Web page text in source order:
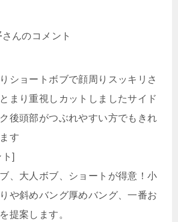
さんのコメント
ショートボブで顔周りスッキリさ
まり重視しカットしましたサイド
後頭部がつぶれやすい方でもきれ
す
]
、大人ボブ、ショートが得意！小
や斜めバング厚めバング、一番お
提案します。